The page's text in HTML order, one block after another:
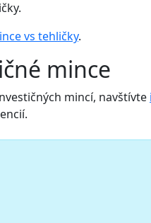
vs tehličky.
mince
mincí, navštívte